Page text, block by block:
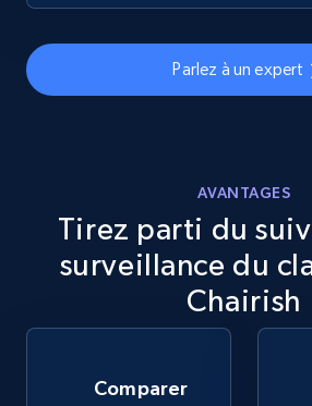
2.5K+ 359+
Seller reviews, Breadcrumbs, Root
more.
359+
eBay - Collect products from
Parlez à un expert
AVANTAGES
Tirez parti du
surveillance du
Chairish
Comparer